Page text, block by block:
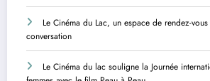
Le Cinéma du Lac, un espace de rendez-
conversation
Le Cinéma du lac souligne la Journée